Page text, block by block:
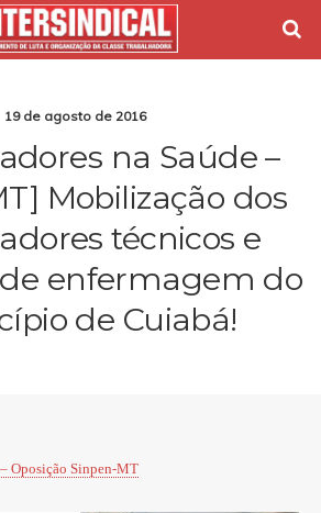
19 de agosto de 2016
na Saúde –
Mobilização dos
técnicos e
enfermagem do
de Cuiabá!
Oposição Sinpen-MT